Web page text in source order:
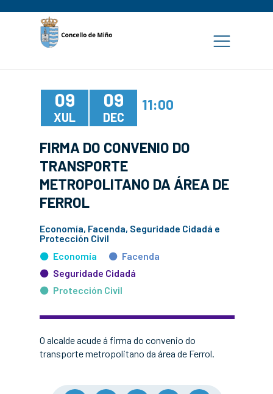
09
XUL
09
DEC
11:00
FIRMA DO CONVENIO DO
TRANSPORTE
METROPOLITANO DA ÁREA DE
FERROL
Economía, Facenda, Seguridade Cidadá e
Protección Civil
Economía
Facenda
Seguridade Cidadá
Protección Civil
O alcalde acude á firma do convenio do
transporte metropolitano da área de Ferrol.